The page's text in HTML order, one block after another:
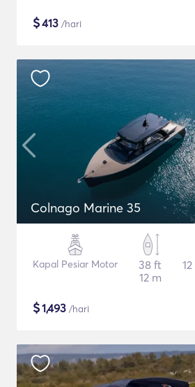
$413 /hari
Colnago Marine 35
Kapal Pesiar Motor
38 ft
12 m
$1,493 /hari